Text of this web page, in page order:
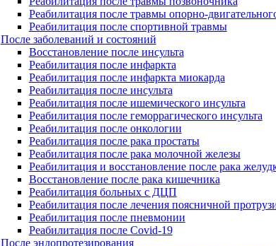
Реабилитация после травмы опорно-
Реабилитация после спортивной травмы
После заболеваний и состояний
Восстановление после инсульта
Реабилитация после инфаркта
Реабилитация после инфаркта миокарда
Реабилитация после инсульта
Реабилитация после ишемического инсульта
Реабилитация после геморрагического инсульта
Реабилитация после онкологии
Реабилитация после рака простаты
Реабилитация после рака молочной железы
Реабилитация и восстановление после рака
Восстановление после рака кишечника
Реабилитация больных с ДЦП
Реабилитация после лечения поясничной
Реабилитация после пневмонии
Реабилитация после Covid-19
После эндопротезирования